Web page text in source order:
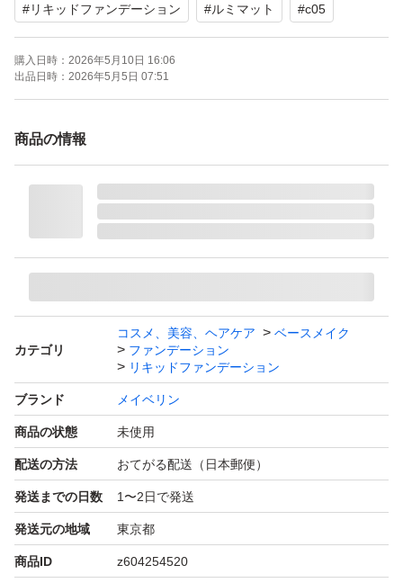
LUMI-MATTE FOUNDATION
C05
#リキッドファンデーション #ルミマット #c05
購入日時： 2026年5月10日 16:06
出品日時： 2026年5月5日 07:51
商品の情報
カテゴリ
コスメ、美容、ヘアケア
ベースメイク
ファンデーション
リキッドファンデーション
ブランド メイベリン
商品の状態 未使用
配送の方法 おてがる配送（日本郵便）
発送までの日数 1〜2日で発送
発送元の地域 東京都
商品ID z604254520